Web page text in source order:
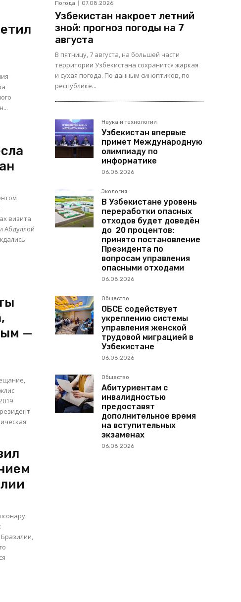
визита
Абдуллой
—
Погода 07.08.2026
Узбекистан накроет летний
зной: прогноз погоды на 7
августа
В пятницу, 7 августа, на большей части
территории Узбекистана сохранится жаркая
и сухая погода. По данным синоптиков, по
республике...
Наука и технологии
Узбекистан впервые
примет Международную
олимпиаду по
информатике
06.08.2026
Экология
В Узбекистане уровень
переработки опасных
отходов будет доведён
до 20 процентов:
принято постановление
Президента по
вопросам управления
опасными отходами
06.08.2026
Общество
ОБСЕ содействует
укреплению системы
управления женской
трудовой миграцией в
Узбекистане
06.08.2026
Общество
Абитуриентам с
инвалидностью
предоставят
дополнительное время
на вступительных
экзаменах
06.08.2026